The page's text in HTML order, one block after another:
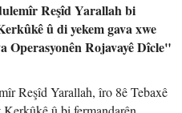
Reşîd Yarallah bi
û di yekem gava xwe
Rojavayê Dîcle"
Reşîd Yarallah, îro 8ê Tebaxê